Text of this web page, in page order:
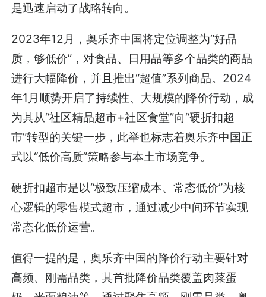
是迅速启动了战略转向。
2023年12月，奥乐齐中国将定位调整为“好品
质，够低价”，对食品、日用品等多个品类的商品
进行大幅降价，并且推出“超值”系列商品。2024
年1月顺势开启了持续性、大规模的降价行动，成
为其从“社区精品超市+社区食堂”向“硬折扣超
市”转型的关键一步，此举也标志着奥乐齐中国正
式以“低价高质”策略参与本土市场竞争。
硬折扣超市是以“极致压缩成本、常态低价”为核
心逻辑的零售模式超市，通过减少中间环节实现
常态化低价运营。
值得一提的是，奥乐齐中国的降价行动主要针对
高频、刚需品类，其首批降价品类覆盖肉菜蛋